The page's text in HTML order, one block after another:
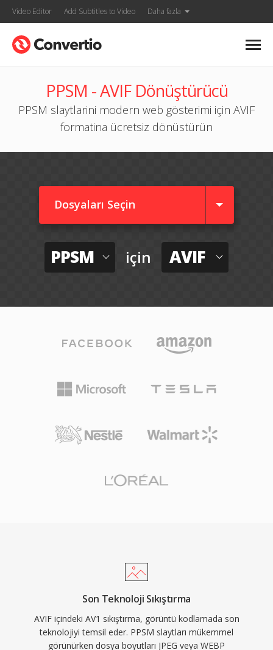
Video Editor Add Subtitles to Video Daha fazla
PPSM - AVIF Dönüştürücü
PPSM slaytlarini modern web gösterimi için AVIF
formatina ücretsiz dönüstürün
Dosyaları Seçin
PPSM için AVIF
Son Teknoloji Sıkıştırma
AVIF içindeki AV1 sıkıştırma, görüntü kodlamada son
teknolojiyi temsil eder. PPSM slaytları mükemmel
görünürken dosya boyutları JPEG veya WEBP